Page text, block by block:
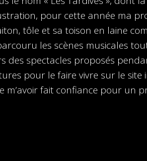
pour cette année ma
tôle et sa toison en laine
les scènes musicales tout
des spectacles proposés
pour le faire vivre sur le site
m’avoir fait confiance pour un